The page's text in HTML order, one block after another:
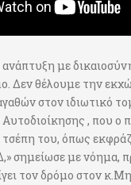
με
Δεν θέλουμε την
στον ιδιωτικό
, που ο
του, όπως
σημείωσε με νόημα,
τον δρόμο στον